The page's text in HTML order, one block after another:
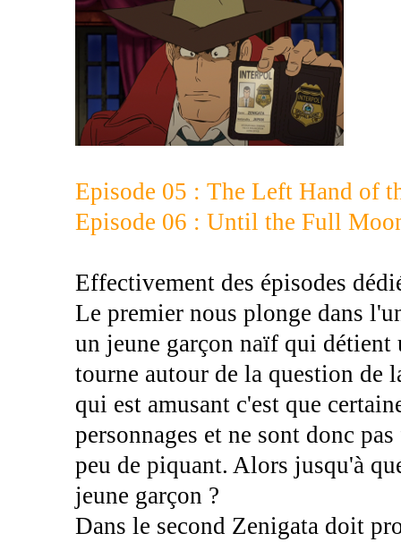
Episode 05 : The Left Hand of
Episode 06 : Until the Full
Effectivement des épisodes
Le premier nous plonge dans
un jeune garçon naïf qui détient
tourne autour de la question de
qui est amusant c'est que
personnages et ne sont donc
peu de piquant. Alors jusqu'à
jeune garçon ?
Dans le second Zenigata doit